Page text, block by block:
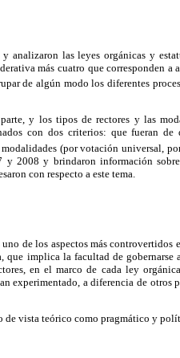
analizaron las leyes orgánicas y
más cuatro que corresponden a
de algún modo los diferentes
y los tipos de rectores y las
con dos criterios: que fueran
(por votación universal,
2008 y brindaron información
con respecto a este tema.
de los aspectos más
implica la facultad de gobernarse
en el marco de cada ley
experimentado, a diferencia de otros
de vista teórico como pragmático y